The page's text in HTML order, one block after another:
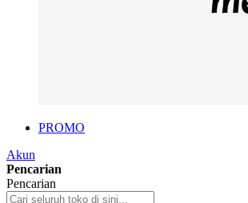
PROMO
Akun
Pencarian
Pencarian